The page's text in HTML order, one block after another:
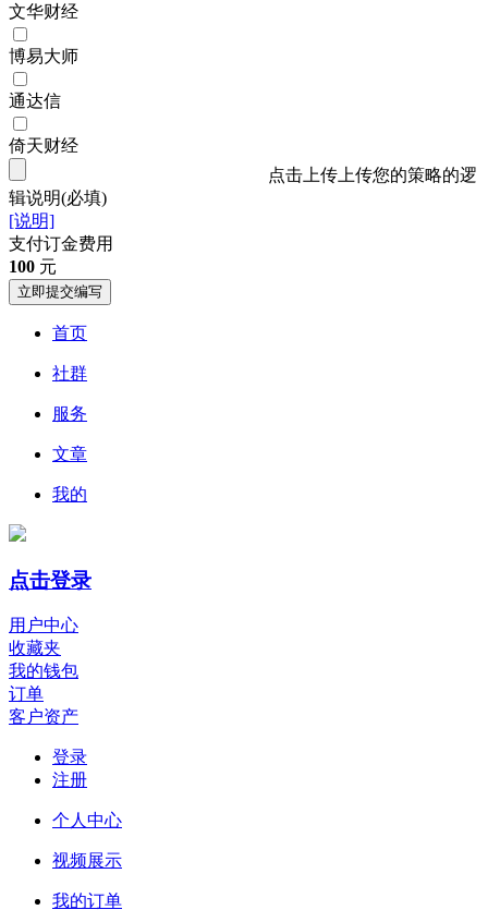
文华财经
博易大师
通达信
倚天财经
点击上传上传您的策略的逻
辑说明(必填)
[说明]
支付订金费用
100 元
立即提交编写
首页
社群
服务
文章
我的
点击登录
用户中心
收藏夹
我的钱包
订单
客户资产
登录
注册
个人中心
视频展示
我的订单